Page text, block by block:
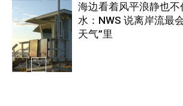
美国
海边看着风平浪静也
水：NWS 说离岸流最
天气”里